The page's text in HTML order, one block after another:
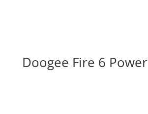
Doogee Fire 6 Power